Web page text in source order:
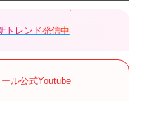
トレンド発信中
ル公式Youtube